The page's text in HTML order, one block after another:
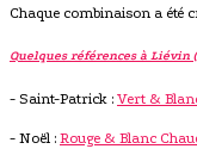
Chaque combinaison a été
Quelques références à Liévin
- Saint-Patrick : Vert &
- Noël : Rouge & Blanc